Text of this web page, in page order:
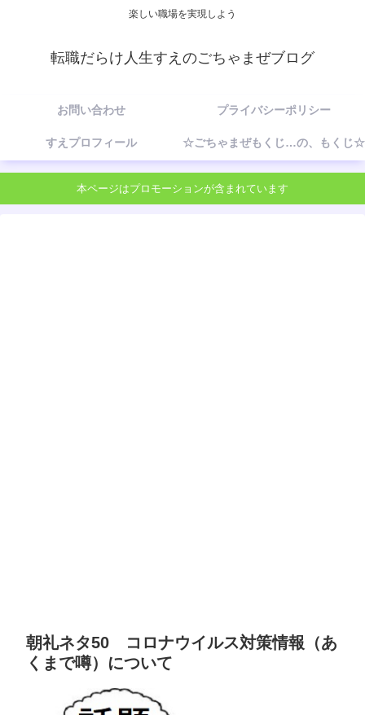
楽しい職場を実現しよう
転職だらけ人生すえのごちゃまぜブログ
お問い合わせ プライバシーポリシー
すえプロフィール ☆ごちゃまぜもくじ…の、もくじ☆
本ページはプロモーションが含まれています
朝礼ネタ50 コロナウイルス対策情報（あ
くまで噂）について